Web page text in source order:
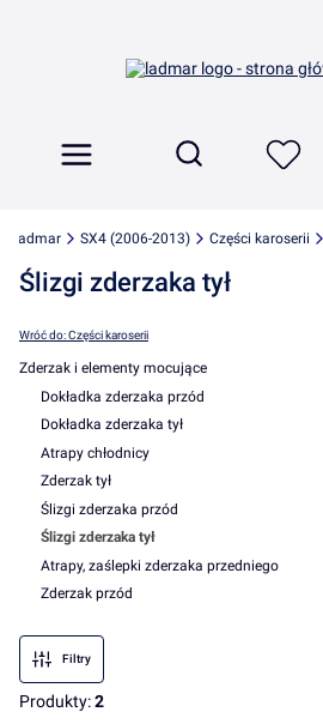
Menu Otwórz wyszukiwarkę
Szukaj Ulubione
ladmar SX4 (2006-2013) Części karoserii
Ślizgi zderzaka tył
Wróć do: Części karoserii
Zderzak i elementy mocujące
Dokładka zderzaka przód
Dokładka zderzaka tył
Atrapy chłodnicy
Zderzak tył
Ślizgi zderzaka przód
Ślizgi zderzaka tył
Atrapy, zaślepki zderzaka przedniego
Zderzak przód
Filtry
Produkty:2